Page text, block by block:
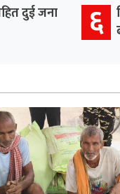
दुई जना
६